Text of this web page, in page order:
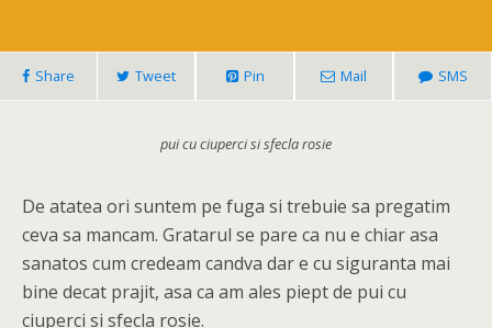
Share Tweet Pin Mail SMS
pui cu ciuperci si sfecla rosie
De atatea ori suntem pe fuga si trebuie sa pregatim
ceva sa mancam. Gratarul se pare ca nu e chiar asa
sanatos cum credeam candva dar e cu siguranta mai
bine decat prajit, asa ca am ales piept de pui cu
ciuperci si sfecla rosie.